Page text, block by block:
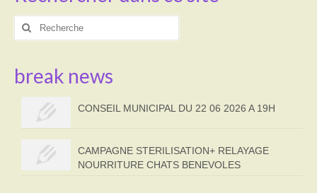
Rechercher
break news
CONSEIL MUNICIPAL DU 22 06 2026 A 19H
CAMPAGNE STERILISATION+ RELAYAGE
NOURRITURE CHATS BENEVOLES